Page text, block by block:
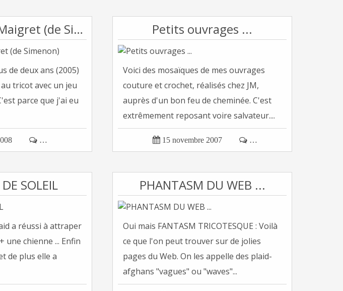
En regardant Maigret (de Simenon)
de deux ans (2005)
tricot avec un jeu
parce que j'ai eu
 …
Petits ouvrages ...
Voici des mosaïques de mes ouvrages
couture et crochet, réalisés chez JM,
auprès d'un bon feu de cheminée. C'est
extrêmement reposant voire salvateur....
 15 novembre 2007  …
SOLEIL
a réussi à attraper
une chienne ... Enfin
de plus elle a
PHANTASM DU WEB ...
Oui mais FANTASM TRICOTESQUE : Voilà
ce que l'on peut trouver sur de jolies
pages du Web. On les appelle des plaid-
afghans "vagues" ou "waves"...